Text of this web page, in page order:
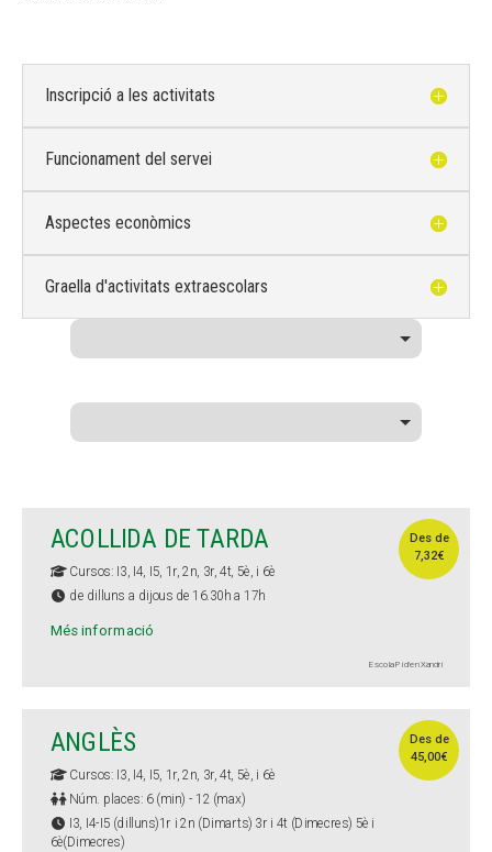
Inscripció a les activitats
Funcionament del servei
Aspectes econòmics
Graella d'activitats extraescolars
Des de
7,32€
ACOLLIDA DE TARDA
Cursos: I3, I4, I5, 1r, 2n, 3r, 4t, 5è, i 6è
de dilluns a dijous de 16.30h a 17h
Més informació
Escola Pi d'en Xandri
Des de
45,00€
ANGLÈS
Cursos: I3, I4, I5, 1r, 2n, 3r, 4t, 5è, i 6è
Núm. places: 6 (min) - 12 (max)
I3, I4-I5 (dilluns)1r i 2n (Dimarts) 3r i 4t (Dimecres) 5è i
6è(Dimecres)